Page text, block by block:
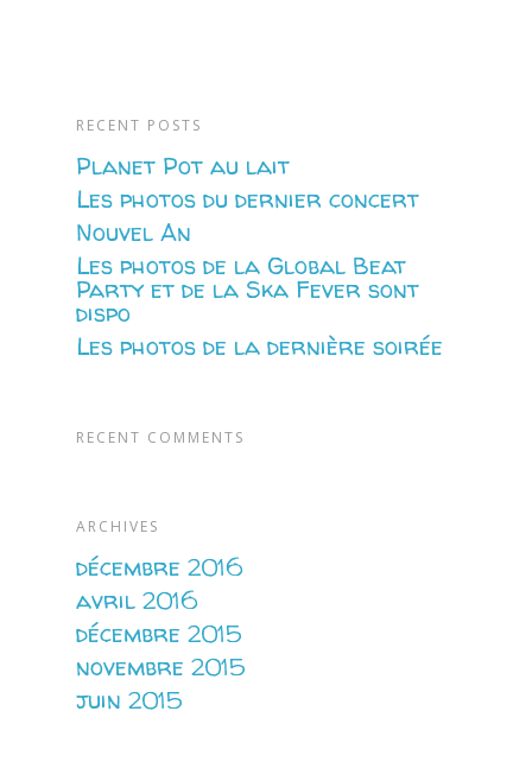
RECENT POSTS
Planet Pot au lait
Les photos du dernier concert
Nouvel An
Les photos de la Global Beat
Party et de la Ska Fever sont
dispo
Les photos de la dernière soirée
RECENT COMMENTS
ARCHIVES
décembre 2016
avril 2016
décembre 2015
novembre 2015
juin 2015